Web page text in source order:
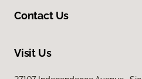
Contact Us
Visit Us